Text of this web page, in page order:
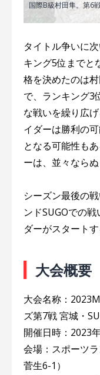
国際B級村田隼。第6
タイトル争いに
キング5位までと
格を決めたのは
で、ランキング3
な戦いを繰り広
イダーは勝利の
となる可能性も
ーは、並々ならぬ
シーズン最後の
ンドSUGOでの
ダーがスタートす
大会概要
大会名称：
ズ第7戦 宮城・
開催日時：2023
会場：スポーツ
菅生6-1）